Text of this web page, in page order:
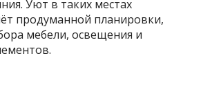
Уют в таких местах
продуманной планировки,
мебели, освещения и